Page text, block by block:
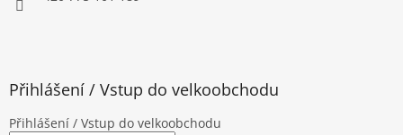
Přihlášení / Vstup do velkoobchodu
Přihlášení / Vstup do velkoobchodu